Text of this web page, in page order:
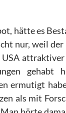
hätte es
nur, weil
gehabt
ermutigt
als mit